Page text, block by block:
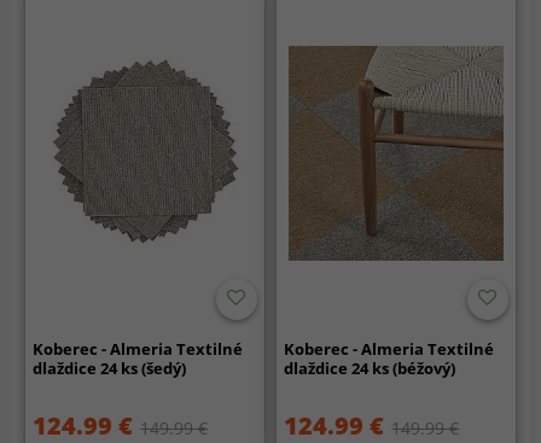
Koberec - Almeria Textilné
dlaždice 24 ks (šedý)
124.99 € 149.99 €
Koberec - Almeria Textilné
dlaždice 24 ks (béžový)
124.99 € 149.99 €